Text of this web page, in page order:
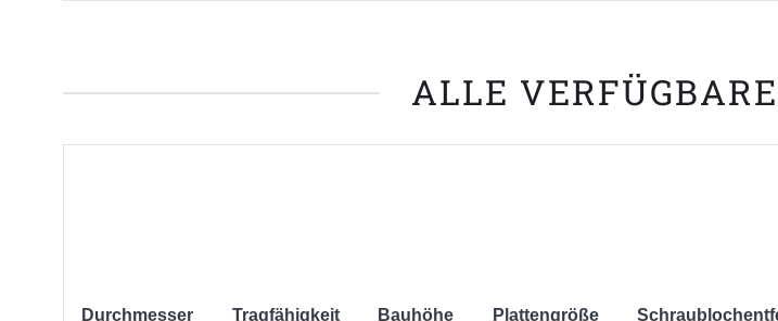
ALLE
Durchmesser Tragfähigkeit Bauhöhe Plattengröße